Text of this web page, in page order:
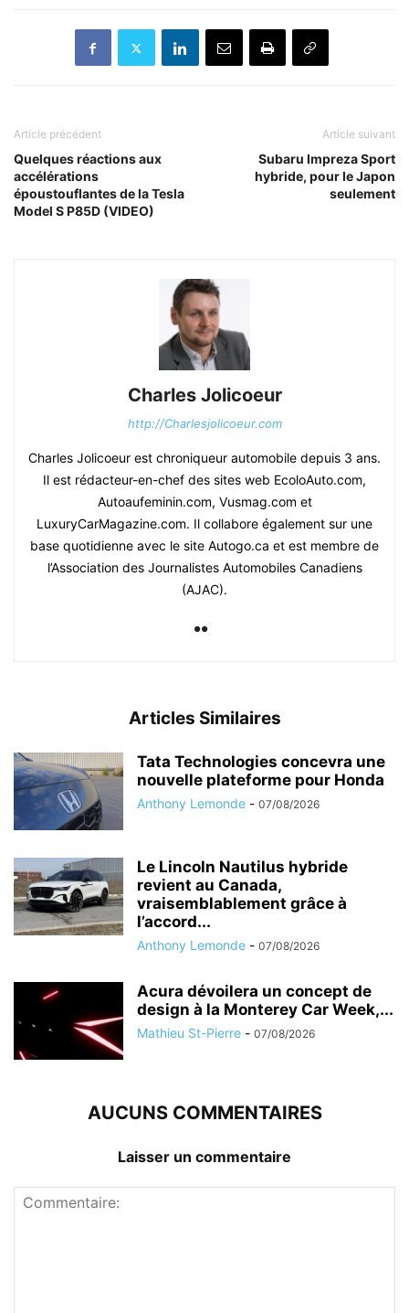
Article précédent
Quelques réactions aux
accélérations
époustouflantes de la Tesla
Model S P85D (VIDEO)
Article suivant
Subaru Impreza Sport
hybride, pour le Japon
seulement
Charles Jolicoeur
http://Charlesjolicoeur.com
Charles Jolicoeur est chroniqueur automobile depuis 3 ans.
Il est rédacteur-en-chef des sites web EcoloAuto.com,
Autoaufeminin.com, Vusmag.com et
LuxuryCarMagazine.com. Il collabore également sur une
base quotidienne avec le site Autogo.ca et est membre de
l’Association des Journalistes Automobiles Canadiens
(AJAC).
Articles Similaires
Tata Technologies concevra une
nouvelle plateforme pour Honda
Anthony Lemonde - 07/08/2026
Le Lincoln Nautilus hybride
revient au Canada,
vraisemblablement grâce à
l’accord...
Anthony Lemonde - 07/08/2026
Acura dévoilera un concept de
design à la Monterey Car Week,...
Mathieu St-Pierre - 07/08/2026
AUCUNS COMMENTAIRES
Laisser un commentaire